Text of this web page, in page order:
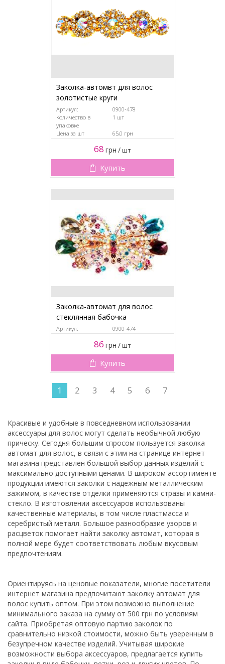
Заколка-автомвт для волос
золотистые круги
Артикул:
0900-478
Количество в
упаковке
1 шт
Цена за шт 65,0 грн
68 грн /шт
Купить
Заколка-автомат для волос
стеклянная бабочка
Артикул: 0900-474
86 грн /шт
Купить
1 2 3 4 5 6 7
Красивые и удобные в повседневном использовании
аксессуары для волос могут сделать необычной любую
прическу. Сегодня большим спросом пользуется заколка
автомат для волос, в связи с этим на странице интернет
магазина представлен большой выбор данных изделий с
максимально доступными ценами. В широком ассортименте
продукции имеются заколки с надежным металлическим
зажимом, в качестве отделки применяются стразы и камни-
стекло. В изготовлении аксессуаров использованы
качественные материалы, в том числе пластмасса и
серебристый металл. Большое разнообразие узоров и
расцветок помогает найти заколку автомат, которая в
полной мере будет соответствовать любым вкусовым
предпочтениям.
Ориентируясь на ценовые показатели, многие посетители
интернет магазина предпочитают заколку автомат для
волос купить оптом. При этом возможно выполнение
минимального заказа на сумму от 500 грн по условиям
сайта. Приобретая оптовую партию заколок по
сравнительно низкой стоимости, можно быть уверенным в
безупречном качестве изделий. Учитывая широкие
возможности выбора аксессуаров, предлагается купить